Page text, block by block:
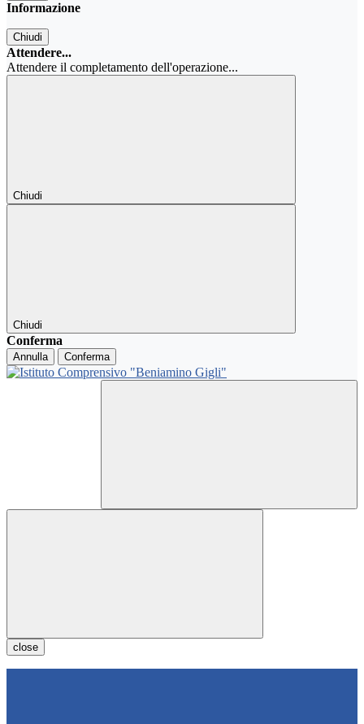
Informazione
Chiudi
Attendere...
Attendere il completamento dell'operazione...
Chiudi
Chiudi
Conferma
Annulla Conferma
close